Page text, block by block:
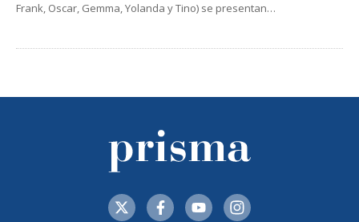
Frank, Oscar, Gemma, Yolanda y Tino) se presentan…